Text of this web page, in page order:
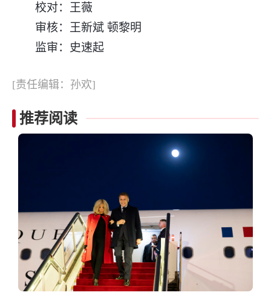
校对：王薇
审核：王新斌 顿黎明
监审：史速起
[责任编辑：孙欢]
推荐阅读